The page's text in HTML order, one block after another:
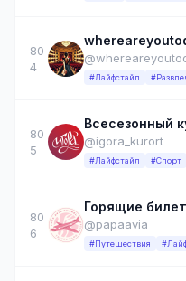
80
4
#Лайфстайл
80
5
Всесезонный
@igora_kurort
#Лайфстайл #Спорт
80
6
@papaavia
#Путешествия